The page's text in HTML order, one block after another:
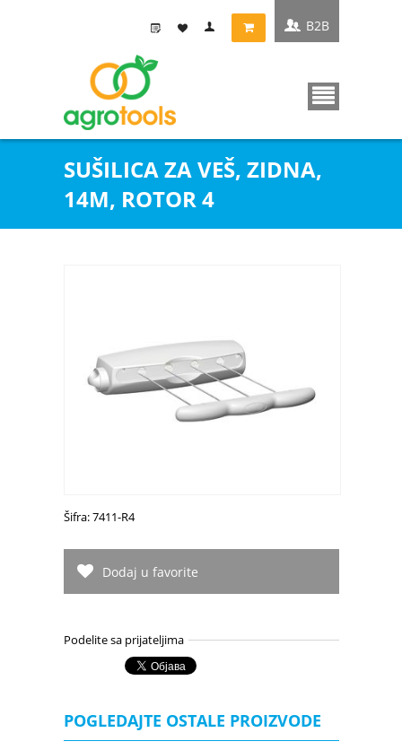
SUŠILICA ZA VEŠ, ZIDNA,
14M, ROTOR 4
B2B
Šifra: 7411-R4
Dodaj u favorite
Podelite sa prijateljima
POGLEDAJTE OSTALE PROIZVODE